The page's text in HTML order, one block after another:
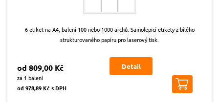
6 etiket na A4, balení 100 nebo 1000 archů. Samolepicí etikety z bílého
strukturovaného papíru pro laserový tisk.
od 809,00 Kč
za 1 balení
od 978,89 Kč s DPH
Detail